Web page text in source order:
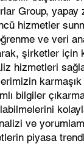
Group, yapay
hizmetler
ve veri
şirketler için
hizmetleri
bilgiler
ve
piyasa